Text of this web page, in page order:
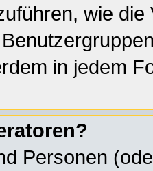
wie
in jedem
Personen